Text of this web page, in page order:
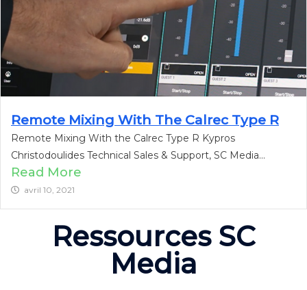
Remote Mixing With The Calrec Type R
Remote Mixing With the Calrec Type R Kypros
Christodoulides Technical Sales & Support, SC Media...
Read More
avril 10, 2021
Ressources SC
Media